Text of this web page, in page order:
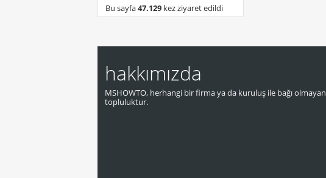
Bu sayfa47.129 kez ziyaret edildi
hakkımızda
MSHOWTO, herhangi bir firma ya da kuruluş ile bağı
topluluktur.